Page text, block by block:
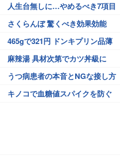
人生台無しに…やめるべき7項目
さくらんぼ 驚くべき効果効能
465gで321円 ドンキプリン品薄
麻辣湯 具材次第でカツ丼級に
うつ病患者の本音とNGな接し方
キノコで血糖値スパイクを防ぐ